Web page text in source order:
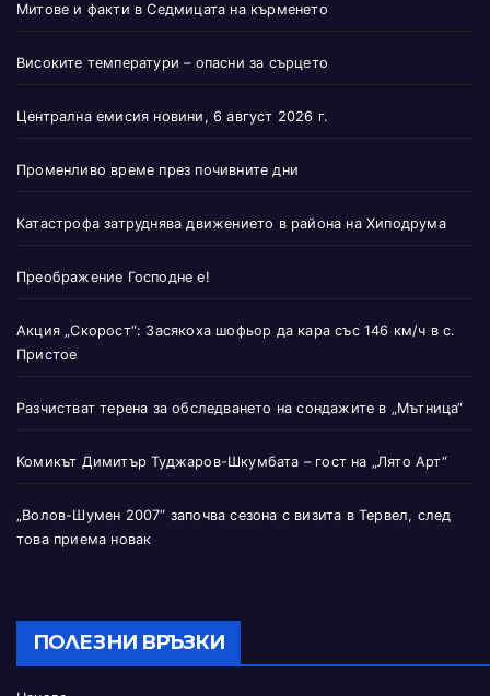
Митове и факти в Седмицата на кърменето
Високите температури – опасни за сърцето
Централна емисия новини, 6 август 2026 г.
Променливо време през почивните дни
Катастрофа затруднява движението в района на Хиподрума
Преображение Господне е!
Акция „Скорост“: Засякоха шофьор да кара със 146 км/ч в с.
Пристое
Разчистват терена за обследването на сондажите в „Мътница“
Комикът Димитър Туджаров-Шкумбата – гост на „Лято Арт“
„Волов-Шумен 2007“ започва сезона с визита в Тервел, след
това приема новак
ПОЛЕЗНИ ВРЪЗКИ